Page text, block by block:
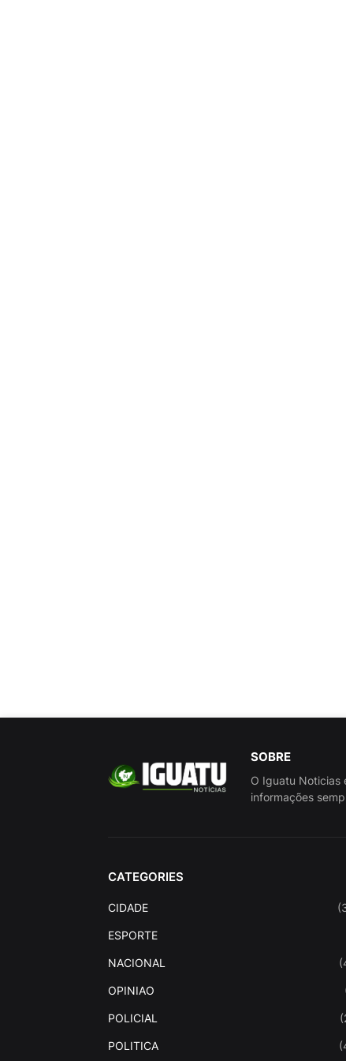
SOBRE
O Iguatu Noticias
informações
CATEGORIES
CIDADE
ESPORTE
NACIONAL
OPINIAO
POLICIAL
POLITICA